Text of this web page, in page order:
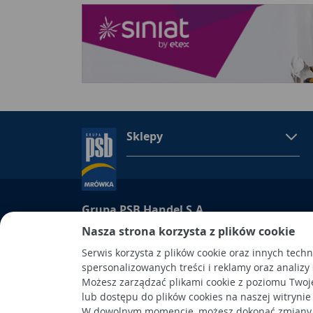
Nasza strona korzysta z plików cookie
Serwis korzysta z plików cookie oraz innych
spersonalizowanych treści i reklamy oraz
Możesz zarządzać plikami cookie z poziomu
lub dostępu do plików cookies na naszej
Sklepy
Grupa PSB Handel S.A.
Grupa PSB Handel S.A., siedziba: Wełecz 142, 28-
Kielcach
pod nr KRS 0000661047, NIP 6551974439,
kapitał wpłacony: 53.275.000,00 zł. Spółka